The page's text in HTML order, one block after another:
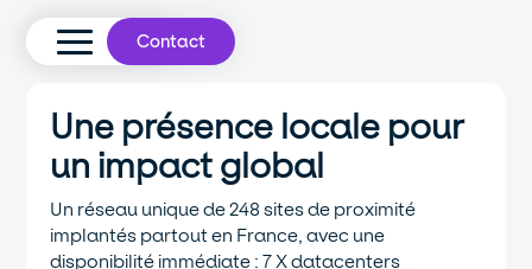
Contact
Une présence locale pour
un impact global
Un réseau unique de 248 sites de proximité
implantés partout en France, avec une
disponibilité immédiate : 7 X datacenters